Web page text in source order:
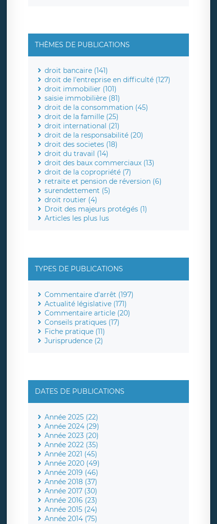
THÈMES DE PUBLICATIONS
droit bancaire (141)
droit de l'entreprise en difficulté (127)
droit immobilier (101)
saisie immobilière (81)
droit de la consommation (45)
droit de la famille (25)
droit international (21)
droit de la responsabilité (20)
droit des societes (18)
droit du travail (14)
droit des baux commerciaux (13)
droit de la copropriété (7)
retraite et pension de réversion (6)
surendettement (5)
droit routier (4)
Droit des majeurs protégés (1)
Articles les plus lus
TYPES DE PUBLICATIONS
Commentaire d'arrêt (197)
Actualité législative (171)
Commentaire article (20)
Conseils pratiques (17)
Fiche pratique (11)
Jurisprudence (2)
DATES DE PUBLICATIONS
Année 2025 (22)
Année 2024 (29)
Année 2023 (20)
Année 2022 (35)
Année 2021 (45)
Année 2020 (49)
Année 2019 (46)
Année 2018 (37)
Année 2017 (30)
Année 2016 (23)
Année 2015 (24)
Année 2014 (75)